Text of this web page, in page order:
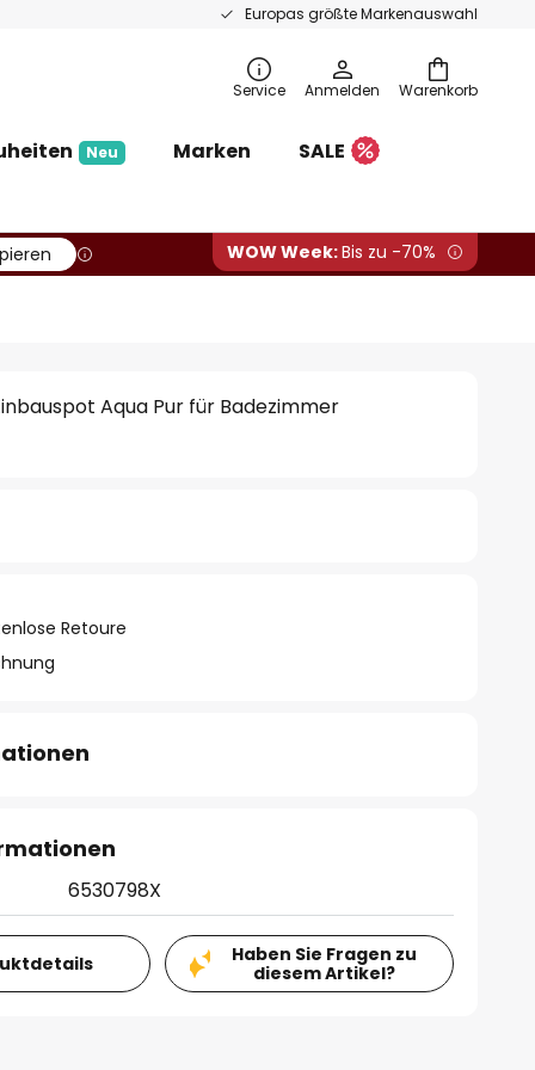
Europas größte Markenauswahl
Warenkorb
Service Anmelden
Neu Marken
SALE
WOW Week:Bis zu -70%
Aqua Pur für Badezimmer
Retoure
6530798X
Haben Sie Fragen zu
diesem Artikel?